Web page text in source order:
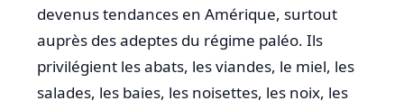
devenus tendances en Amérique, surtout
auprès des adeptes du régime paléo. Ils
privilégient les abats, les viandes, le miel, les
salades, les baies, les noisettes, les noix, les